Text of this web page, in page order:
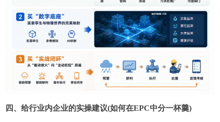
四、给行业内企业的实操建议(如何在EPC中分一杯羹)